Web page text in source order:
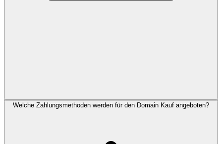
Welche Zahlungsmethoden werden für den Domain Kauf angeboten?